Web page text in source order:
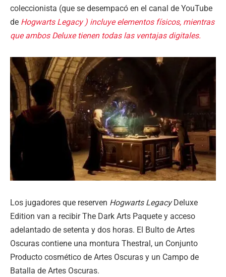
coleccionista (que se desempacó en el canal de YouTube
de Hogwarts Legacy ) incluye elementos físicos, mientras
que ambos Deluxe tienen todas las ventajas digitales.
Los jugadores que reserven Hogwarts LegacyDeluxe
Edition van a recibir The Dark Arts Paquete y acceso
adelantado de setenta y dos horas. El Bulto de Artes
Oscuras contiene una montura Thestral, un Conjunto
Producto cosmético de Artes Oscuras y un Campo de
Batalla de Artes Oscuras.